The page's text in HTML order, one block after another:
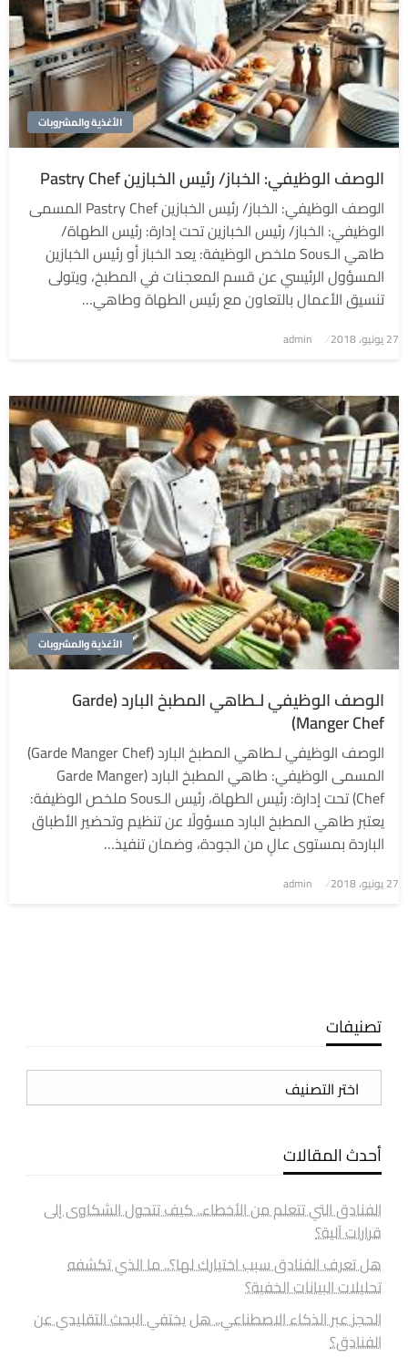
الأغذية والمشروبات
الوصف الوظيفي: الخباز/ رئيس الخبازين Pastry Chef
الوصف الوظيفي: الخباز/ رئيس الخبازين Pastry Chef المسمى
الوظيفي: الخباز/ رئيس الخبازين تحت إدارة: رئيس الطهاة/
طاهي الـSous ملخص الوظيفة: يعد الخباز أو رئيس الخبازين
المسؤول الرئيسي عن قسم المعجنات في المطبخ، ويتولى
تنسيق الأعمال بالتعاون مع رئيس الطهاة وطاهي…
نُشر
27 يونيو، 2018 admin
الأغذية والمشروبات
الوصف الوظيفي لـطاهي المطبخ البارد (Garde
Manger Chef)
الوصف الوظيفي لـطاهي المطبخ البارد (Garde Manger Chef)
المسمى الوظيفي: طاهي المطبخ البارد (Garde Manger
Chef) تحت إدارة: رئيس الطهاة، رئيس الـSous ملخص الوظيفة:
يعتبر طاهي المطبخ البارد مسؤولًا عن تنظيم وتحضير الأطباق
الباردة بمستوى عالٍ من الجودة، وضمان تنفيذ…
نُشر
27 يونيو، 2018 admin
تصنيفات
تصنيفات
أحدث المقالات
الفنادق التي تتعلم من الأخطاء.. كيف تتحول الشكاوى إلى
قرارات آلية؟
هل تعرف الفنادق سبب اختيارك لها؟.. ما الذي تكشفه
تحليلات البيانات الخفية؟
الحجز عبر الذكاء الاصطناعي.. هل يختفي البحث التقليدي عن
الفنادق؟